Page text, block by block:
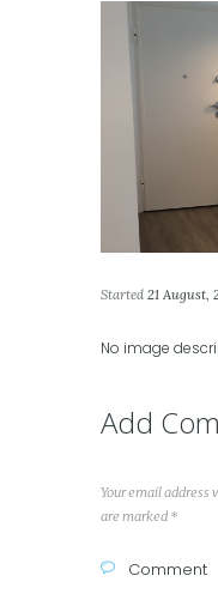
Started 21 August,
No image
Add
Your email address
are marked *